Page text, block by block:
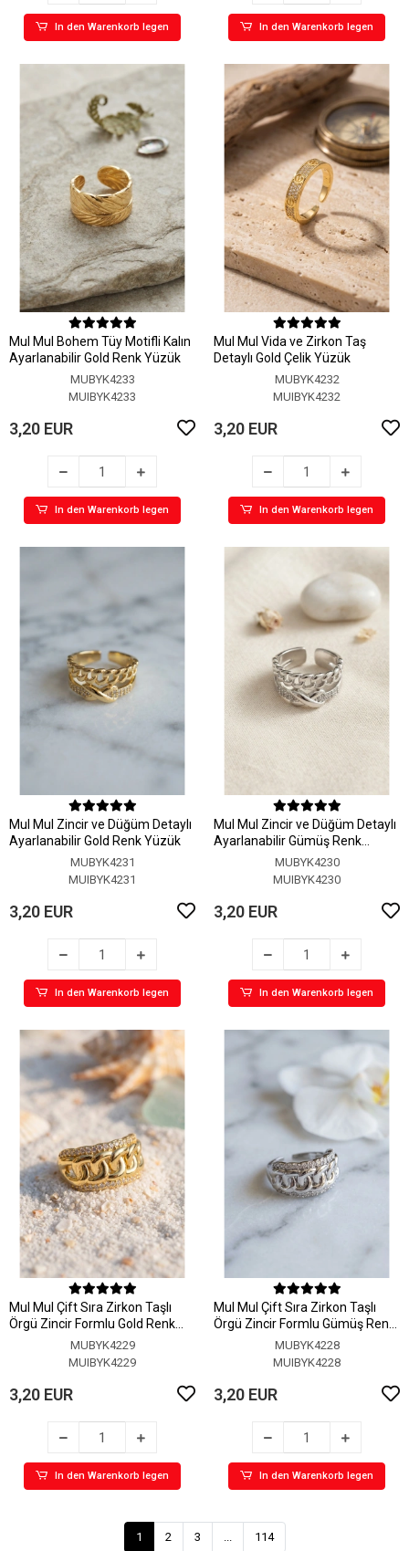
In den Warenkorb legen In den Warenkorb legen
MuI MuI Bohem Tüy Motifli Kalın
Ayarlanabilir Gold Renk Yüzük
MUBYK4233
MUIBYK4233
3,20 EUR
In den Warenkorb legen
MuI MuI Vida ve Zirkon Taş
Detaylı Gold Çelik Yüzük
MUBYK4232
MUIBYK4232
3,20 EUR
In den Warenkorb legen
MuI MuI Zincir ve Düğüm Detaylı
Ayarlanabilir Gold Renk Yüzük
MUBYK4231
MUIBYK4231
3,20 EUR
In den Warenkorb legen
MuI MuI Zincir ve Düğüm Detaylı
Ayarlanabilir Gümüş Renk
MUBYK4230
MUIBYK4230
3,20 EUR
In den Warenkorb legen
MuI MuI Çift Sıra Zirkon Taşlı
Örgü Zincir Formlu Gold Renk
MUBYK4229
MUIBYK4229
3,20 EUR
In den Warenkorb legen
MuI MuI Çift Sıra Zirkon Taşlı
Örgü Zincir Formlu Gümüş Renk
MUBYK4228
MUIBYK4228
3,20 EUR
In den Warenkorb legen
1 2 3 ... 114